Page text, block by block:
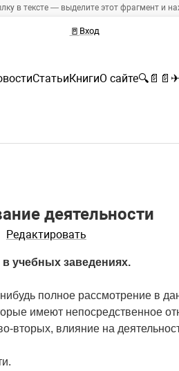
в тексте — выделите этот фрагмент и
🚪 Вход
СтатьиКнигиО сайте🔍 📄 📄 ✈
деятельности
Редактировать
учебных заведениях.
полное рассмотрение в
имеют непосредственное
влияние на